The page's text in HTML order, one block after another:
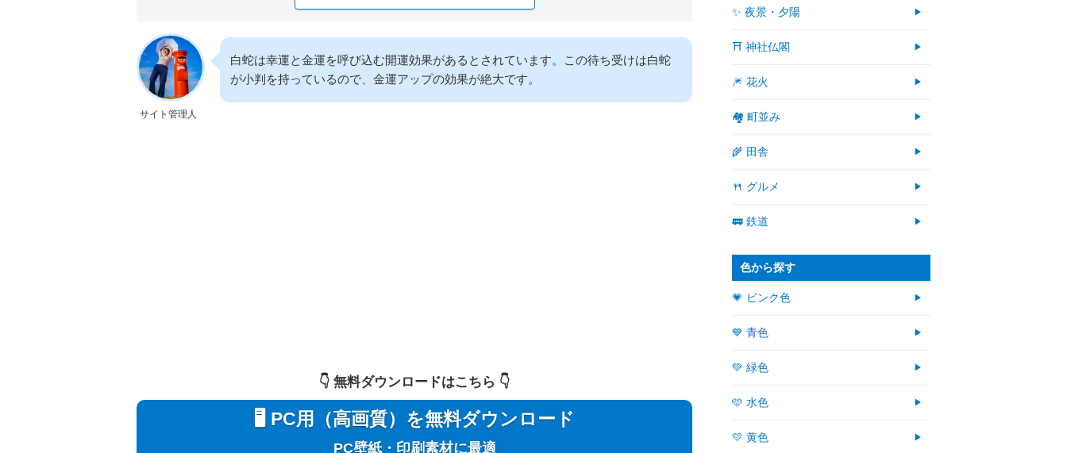
サイト管理人
白蛇は幸運と金運を呼び込む開運効果があるとされています。この待ち受けは白蛇
が小判を持っているので、金運アップの効果が絶大です。
👇️ 無料ダウンロードはこちら 👇️
🖥️ PC用（高画質）を無料ダウンロード
PC壁紙・印刷素材に最適
✨ 夜景・夕陽
⛩ 神社仏閣
🎆 花火
🏘 町並み
🌾 田舎
🍴 グルメ
🚃 鉄道
色から探す
💗 ピンク色
💙 青色
💚 緑色
🩵 水色
💛 黄色